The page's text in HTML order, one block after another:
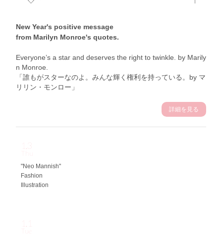
New Year's positive message
from Marilyn Monroe's quotes.
Everyone’s a star and deserves the right to twinkle. by Marily
n Monroe.
「誰もがスターなのよ。みんな輝く権利を持っている。by マ
リリン・モンロー」
詳細を見る
"Neo Mannish"
Fashion
Illustration